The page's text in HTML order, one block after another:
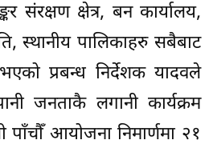
संरक्षण क्षेत्र, बन कार्यालय,
स्थानीय पालिकाहरु सबैबाट
भएको प्रबन्ध निर्देशक यादवले
जनताकै लगानी कार्यक्रम
पाँचौँ आयोजना निमार्णमा २१